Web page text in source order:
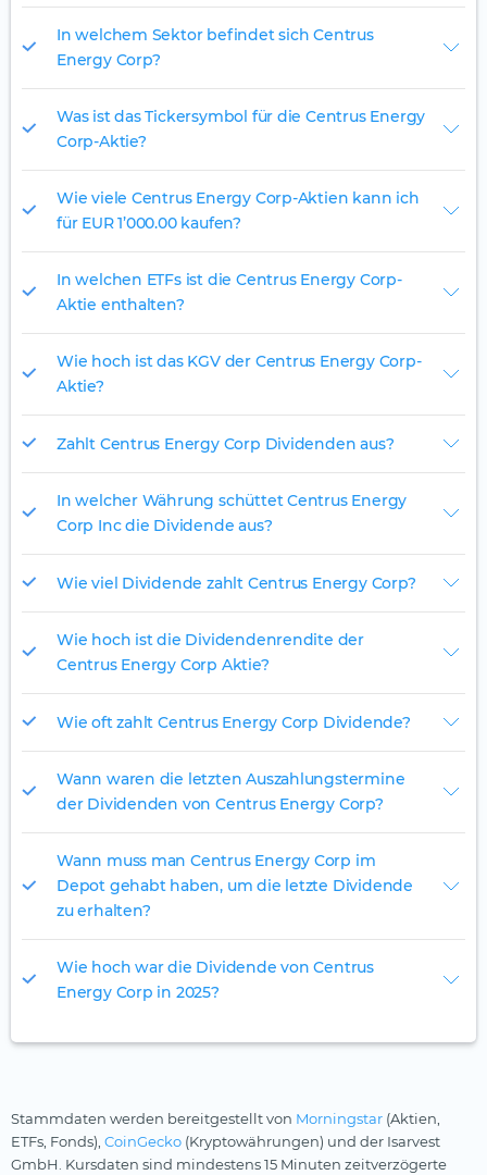
In welchem Sektor befindet sich Centrus
Energy Corp?
Was ist das Tickersymbol für die Centrus Energy
Corp-Aktie?
Wie viele Centrus Energy Corp-Aktien kann ich
für EUR 1’000.00 kaufen?
In welchen ETFs ist die Centrus Energy Corp-
Aktie enthalten?
Wie hoch ist das KGV der Centrus Energy Corp-
Aktie?
Zahlt Centrus Energy Corp Dividenden aus?
In welcher Währung schüttet Centrus Energy
Corp Inc die Dividende aus?
Wie viel Dividende zahlt Centrus Energy Corp?
Wie hoch ist die Dividendenrendite der
Centrus Energy Corp Aktie?
Wie oft zahlt Centrus Energy Corp Dividende?
Wann waren die letzten Auszahlungstermine
der Dividenden von Centrus Energy Corp?
Wann muss man Centrus Energy Corp im
Depot gehabt haben, um die letzte Dividende
zu erhalten?
Wie hoch war die Dividende von Centrus
Energy Corp in 2025?
Stammdaten werden bereitgestellt von Morningstar (Aktien,
ETFs, Fonds), CoinGecko (Kryptowährungen) und der Isarvest
GmbH. Kursdaten sind mindestens 15 Minuten zeitverzögerte